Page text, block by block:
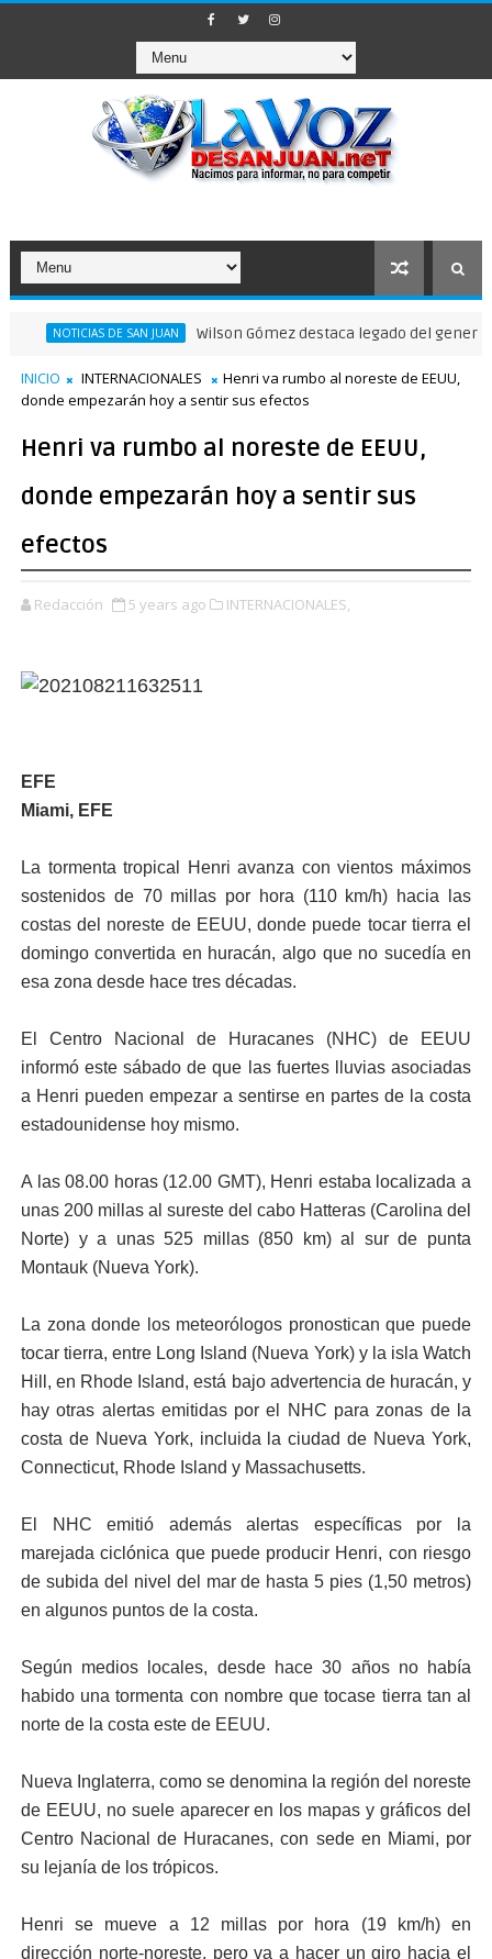
NOTICIAS DE SAN JUAN Wilson Gómez destaca legado del general
INICIO INTERNACIONALES
Henri va rumbo al noreste de EEUU,
donde empezarán hoy a sentir sus efectos
Henri va rumbo al noreste de EEUU,
donde empezarán hoy a sentir sus
efectos
Redacción 5 years ago INTERNACIONALES,
EFE
Miami, EFE
La tormenta tropical Henri avanza con vientos máximos
sostenidos de 70 millas por hora (110 km/h) hacia las
costas del noreste de EEUU, donde puede tocar tierra el
domingo convertida en huracán, algo que no sucedía en
esa zona desde hace tres décadas.
El Centro Nacional de Huracanes (NHC) de EEUU
informó este sábado de que las fuertes lluvias asociadas
a Henri pueden empezar a sentirse en partes de la costa
estadounidense hoy mismo.
A las 08.00 horas (12.00 GMT), Henri estaba localizada a
unas 200 millas al sureste del cabo Hatteras (Carolina del
Norte) y a unas 525 millas (850 km) al sur de punta
Montauk (Nueva York).
La zona donde los meteorólogos pronostican que puede
tocar tierra, entre Long Island (Nueva York) y la isla Watch
Hill, en Rhode Island, está bajo advertencia de huracán, y
hay otras alertas emitidas por el NHC para zonas de la
costa de Nueva York, incluida la ciudad de Nueva York,
Connecticut, Rhode Island y Massachusetts.
El NHC emitió además alertas específicas por la
marejada ciclónica que puede producir Henri, con riesgo
de subida del nivel del mar de hasta 5 pies (1,50 metros)
en algunos puntos de la costa.
Según medios locales, desde hace 30 años no había
habido una tormenta con nombre que tocase tierra tan al
norte de la costa este de EEUU.
Nueva Inglaterra, como se denomina la región del noreste
de EEUU, no suele aparecer en los mapas y gráficos del
Centro Nacional de Huracanes, con sede en Miami, por
su lejanía de los trópicos.
Henri se mueve a 12 millas por hora (19 km/h) en
dirección norte-noreste, pero va a hacer un giro hacia el